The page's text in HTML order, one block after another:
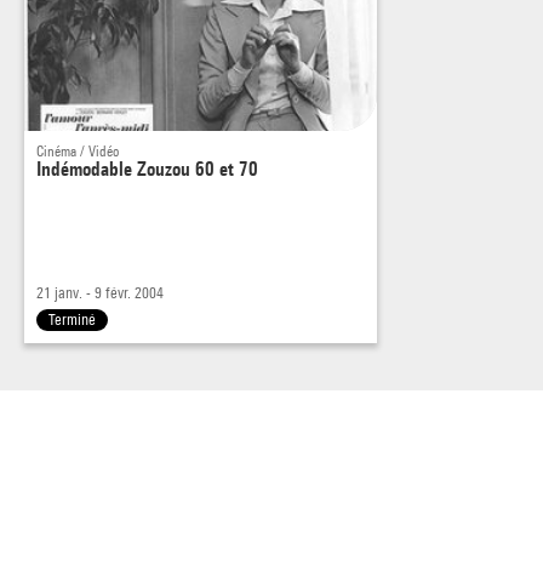
filmée dans les catacombes. Film culte avec une bande
sonore réalisée par le groupe musical Les jeunes rebelles et
Nico.
Cinéma / Vidéo
Indémodable Zouzou 60 et 70
21 janv. - 9 févr. 2004
Terminé